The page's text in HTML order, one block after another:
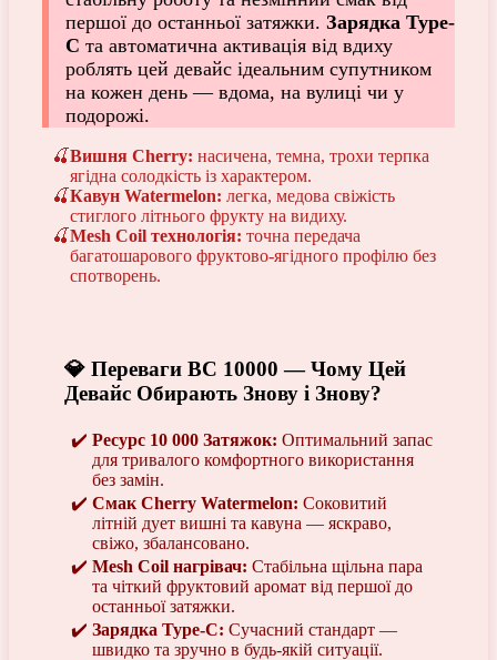
першої до останньої затяжки. Зарядка Type-
C та автоматична активація від вдиху
роблять цей девайс ідеальним супутником
на кожен день — вдома, на вулиці чи у
подорожі.
Вишня Cherry: насичена, темна, трохи терпка
ягідна солодкість із характером.
Кавун Watermelon: легка, медова свіжість
стиглого літнього фрукту на видиху.
Mesh Coil технологія: точна передача
багатошарового фруктово-ягідного профілю без
спотворень.
💎 Переваги BC 10000 — Чому Цей
Девайс Обирають Знову і Знову?
Ресурс 10 000 Затяжок: Оптимальний запас
для тривалого комфортного використання
без замін.
Смак Cherry Watermelon: Соковитий
літній дует вишні та кавуна — яскраво,
свіжо, збалансовано.
Mesh Coil нагрівач: Стабільна щільна пара
та чіткий фруктовий аромат від першої до
останньої затяжки.
Зарядка Type-C: Сучасний стандарт —
швидко та зручно в будь-якій ситуації.